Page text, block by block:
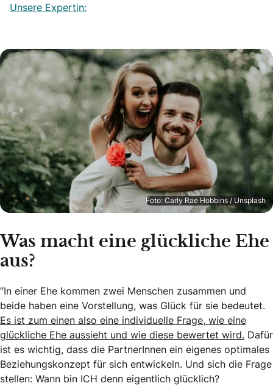
Unsere Expertin:
Foto: Carly Rae Hobbins / Unsplash
Was macht eine glückliche Ehe
aus?
“In einer Ehe kommen zwei Menschen zusammen und
beide haben eine Vorstellung, was Glück für sie bedeutet.
Es ist zum einen also eine individuelle Frage, wie eine
glückliche Ehe aussieht und wie diese bewertet wird. Dafür
ist es wichtig, dass die PartnerInnen ein eigenes optimales
Beziehungskonzept für sich entwickeln. Und sich die Frage
stellen: Wann bin ICH denn eigentlich glücklich?